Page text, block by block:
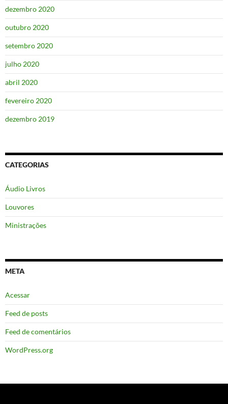
dezembro 2020
outubro 2020
setembro 2020
julho 2020
abril 2020
fevereiro 2020
dezembro 2019
CATEGORIAS
Áudio Livros
Louvores
Ministrações
META
Acessar
Feed de posts
Feed de comentários
WordPress.org